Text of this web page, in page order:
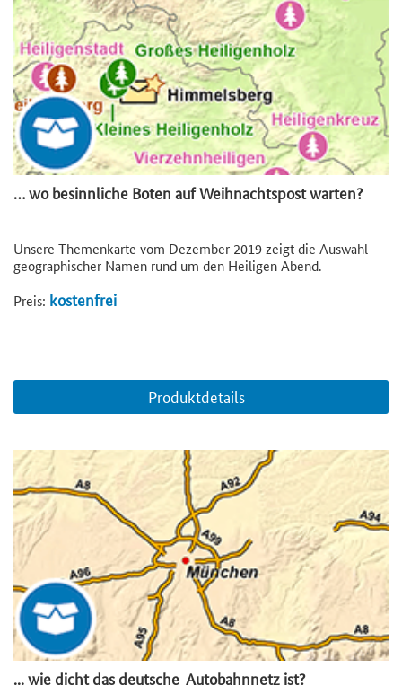
… wo besinnliche Boten auf Weihnachtspost warten?
Unsere Themenkarte vom Dezember 2019 zeigt die Auswahl
geographischer Namen rund um den Heiligen Abend.
Preis: kostenfrei
Produktdetails
... wie dicht das deutsche Autobahnnetz ist?